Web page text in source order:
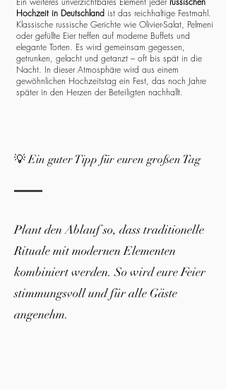
Hochzeit in Deutschland ist das reichhaltige Festmahl.
Klassische russische Gerichte wie Olivier-Salat, Pelmeni
oder gefüllte Eier treffen auf moderne Buffets und
elegante Torten. Es wird gemeinsam gegessen,
getrunken, gelacht und getanzt – oft bis spät in die
Nacht. In dieser Atmosphäre wird aus einem
gewöhnlichen Hochzeitstag ein Fest, das noch Jahre
später in den Herzen der Beteiligten nachhallt.
💡 Ein guter Tipp für euren großen Tag
Plant den Ablauf so, dass traditionelle
Rituale mit modernen Elementen
kombiniert werden. So wird eure Feier
stimmungsvoll und für alle Gäste
angenehm.